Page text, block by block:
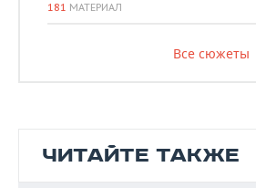
181 МАТЕРИАЛ
Все сюжеты
ЧИТАЙТЕ ТАКЖЕ